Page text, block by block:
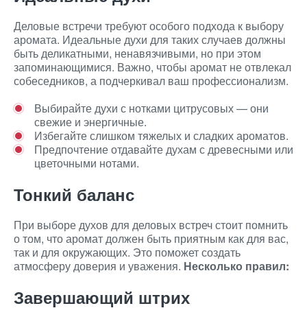
Деловые встречи требуют особого подхода к выбору
аромата. Идеальные духи для таких случаев должны
быть деликатными, ненавязчивыми, но при этом
запоминающимися. Важно, чтобы аромат не отвлекал
собеседников, а подчеркивал ваш профессионализм.
Выбирайте духи с нотками цитрусовых — они
свежие и энергичные.
Избегайте слишком тяжелых и сладких ароматов.
Предпочтение отдавайте духам с древесными или
цветочными нотами.
Тонкий баланс
При выборе духов для деловых встреч стоит помнить
о том, что аромат должен быть приятным как для вас,
так и для окружающих. Это поможет создать
атмосферу доверия и уважения. Несколько правил:
Завершающий штрих